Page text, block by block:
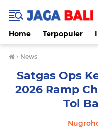
Home Terpopuler
› News
Satgas Ops
2026 Ramp
Tol